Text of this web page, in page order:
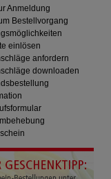
Anmeldung
Bestellvorgang
einlösen
anfordern
downloaden